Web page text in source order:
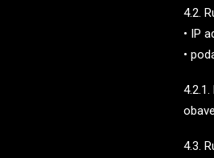
4.2.
• IP
•
4.3.